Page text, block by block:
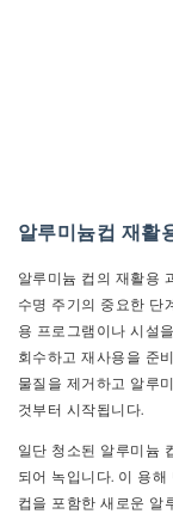
알루미늄컵 재활
알루미늄 컵의 재활용
수명 주기의 중요한 단
용 프로그램이나 시설
회수하고 재사용을 준
물질을 제거하고 알루
것부터 시작됩니다.
일단 청소된 알루미늄
되어 녹입니다. 이 용
컵을 포함한 새로운 알